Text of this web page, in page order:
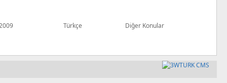
Türkçe Diğer Konular